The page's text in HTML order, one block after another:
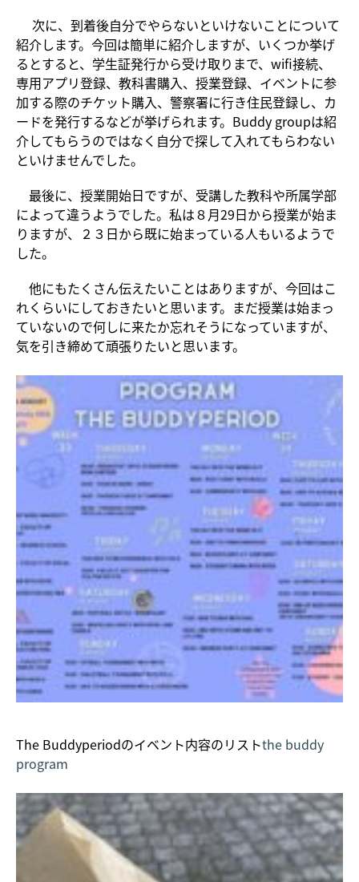
次に、到着後自分でやらないといけないことについて
紹介します。今回は簡単に紹介しますが、いくつか挙げ
るとすると、学生証発行から受け取りまで、wifi接続、
専用アプリ登録、教科書購入、授業登録、イベントに参
加する際のチケット購入、警察署に行き住民登録し、カ
ードを発行するなどが挙げられます。Buddy groupは紹
介してもらうのではなく自分で探して入れてもらわない
といけませんでした。
最後に、授業開始日ですが、受講した教科や所属学部
によって違うようでした。私は８月29日から授業が始ま
りますが、２３日から既に始まっている人もいるようで
した。
他にもたくさん伝えたいことはありますが、今回はこ
れくらいにしておきたいと思います。まだ授業は始まっ
ていないので何しに来たか忘れそうになっていますが、
気を引き締めて頑張りたいと思います。
The Buddyperiodのイベント内容のリストthe buddy
program